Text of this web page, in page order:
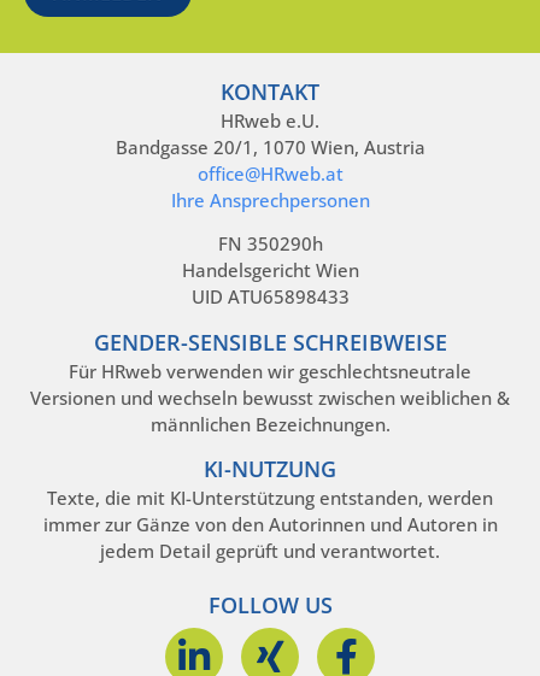
KONTAKT
HRweb e.U.
Bandgasse 20/1, 1070 Wien, Austria
office@HRweb.at
Ihre Ansprechpersonen
FN 350290h
Handelsgericht Wien
UID ATU65898433
GENDER-SENSIBLE SCHREIBWEISE
Für HRweb verwenden wir geschlechtsneutrale
Versionen und wechseln bewusst zwischen weiblichen &
männlichen Bezeichnungen.
KI-NUTZUNG
Texte, die mit KI-Unterstützung entstanden, werden
immer zur Gänze von den Autorinnen und Autoren in
jedem Detail geprüft und verantwortet.
FOLLOW US